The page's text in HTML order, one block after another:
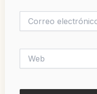
electrónico*